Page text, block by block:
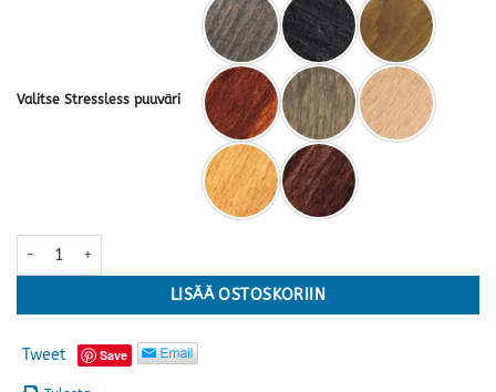
Valitse Stressless puuväri
Stressless® Wing Signature, M-koko, Batick Milky White (valkoinen)
LISÄÄ OSTOSKORIIN
Tweet Save